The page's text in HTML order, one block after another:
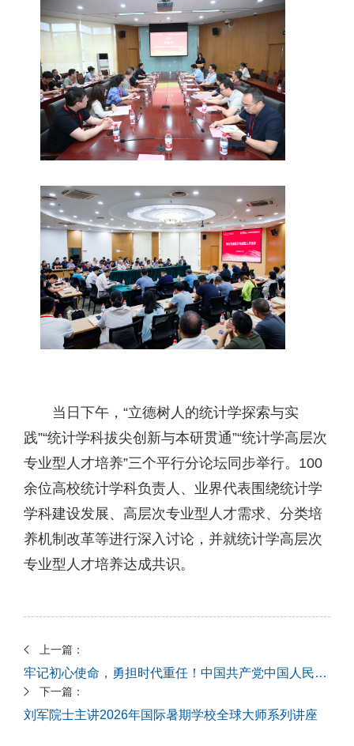
当日下午，“立德树人的统计学探索与实
践”“统计学科拔尖创新与本研贯通”“统计学高层次
专业型人才培养”三个平行分论坛同步举行。100
余位高校统计学科负责人、业界代表围绕统计学
学科建设发展、高层次专业型人才需求、分类培
养机制改革等进行深入讨论，并就统计学高层次
专业型人才培养达成共识。
上一篇：
牢记初心使命，勇担时代重任！中国共产党中国人民大学统计学院党员大会召开
下一篇：
刘军院士主讲2026年国际暑期学校全球大师系列讲座